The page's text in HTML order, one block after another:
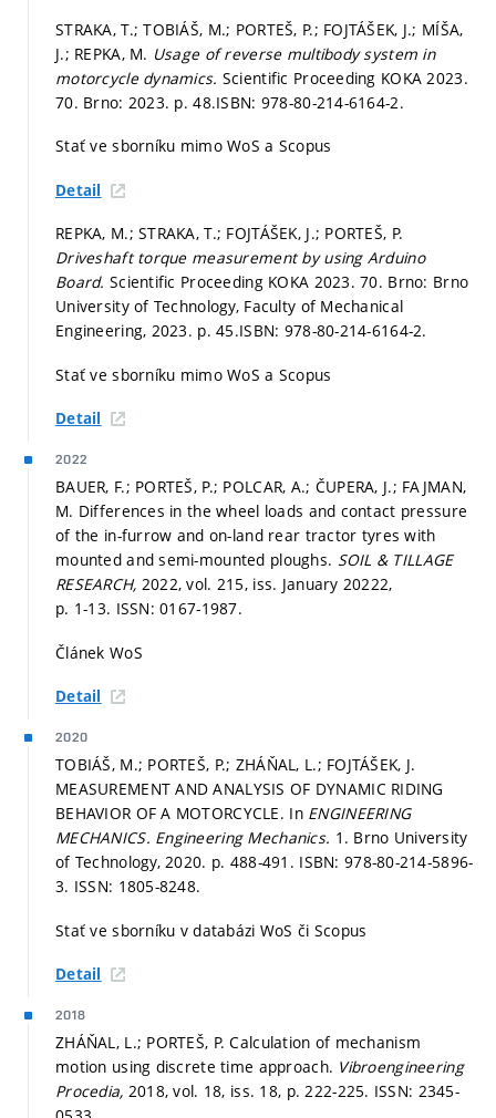
STRAKA, T.; TOBIÁŠ, M.; PORTEŠ, P.; FOJTÁŠEK, J.; MÍŠA,
J.; REPKA, M. Usage of reverse multibody system in
motorcycle dynamics. Scientific Proceeding KOKA 2023.
70. Brno: 2023. p. 48.ISBN: 978-80-214-6164-2.
Stať ve sborníku mimo WoS a Scopus
Detail
REPKA, M.; STRAKA, T.; FOJTÁŠEK, J.; PORTEŠ, P.
Driveshaft torque measurement by using Arduino
Board. Scientific Proceeding KOKA 2023. 70. Brno: Brno
University of Technology, Faculty of Mechanical
Engineering, 2023. p. 45.ISBN: 978-80-214-6164-2.
Stať ve sborníku mimo WoS a Scopus
Detail
2022
BAUER, F.; PORTEŠ, P.; POLCAR, A.; ČUPERA, J.; FAJMAN,
M. Differences in the wheel loads and contact pressure
of the in-furrow and on-land rear tractor tyres with
mounted and semi-mounted ploughs. SOIL & TILLAGE
RESEARCH, 2022, vol. 215, iss. January 20222,
p. 1-13. ISSN: 0167-1987.
Článek WoS
Detail
2020
TOBIÁŠ, M.; PORTEŠ, P.; ZHÁŇAL, L.; FOJTÁŠEK, J.
MEASUREMENT AND ANALYSIS OF DYNAMIC RIDING
BEHAVIOR OF A MOTORCYCLE. In ENGINEERING
MECHANICS. Engineering Mechanics. 1. Brno University
of Technology, 2020. p. 488-491. ISBN: 978-80-214-5896-
3. ISSN: 1805-8248.
Stať ve sborníku v databázi WoS či Scopus
Detail
2018
ZHÁŇAL, L.; PORTEŠ, P. Calculation of mechanism
motion using discrete time approach. Vibroengineering
Procedia, 2018, vol. 18, iss. 18, p. 222-225. ISSN: 2345-